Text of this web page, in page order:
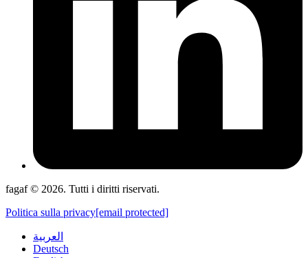
fagaf © 2026. Tutti i diritti riservati.
Politica sulla privacy[email protected]
العربية
Deutsch